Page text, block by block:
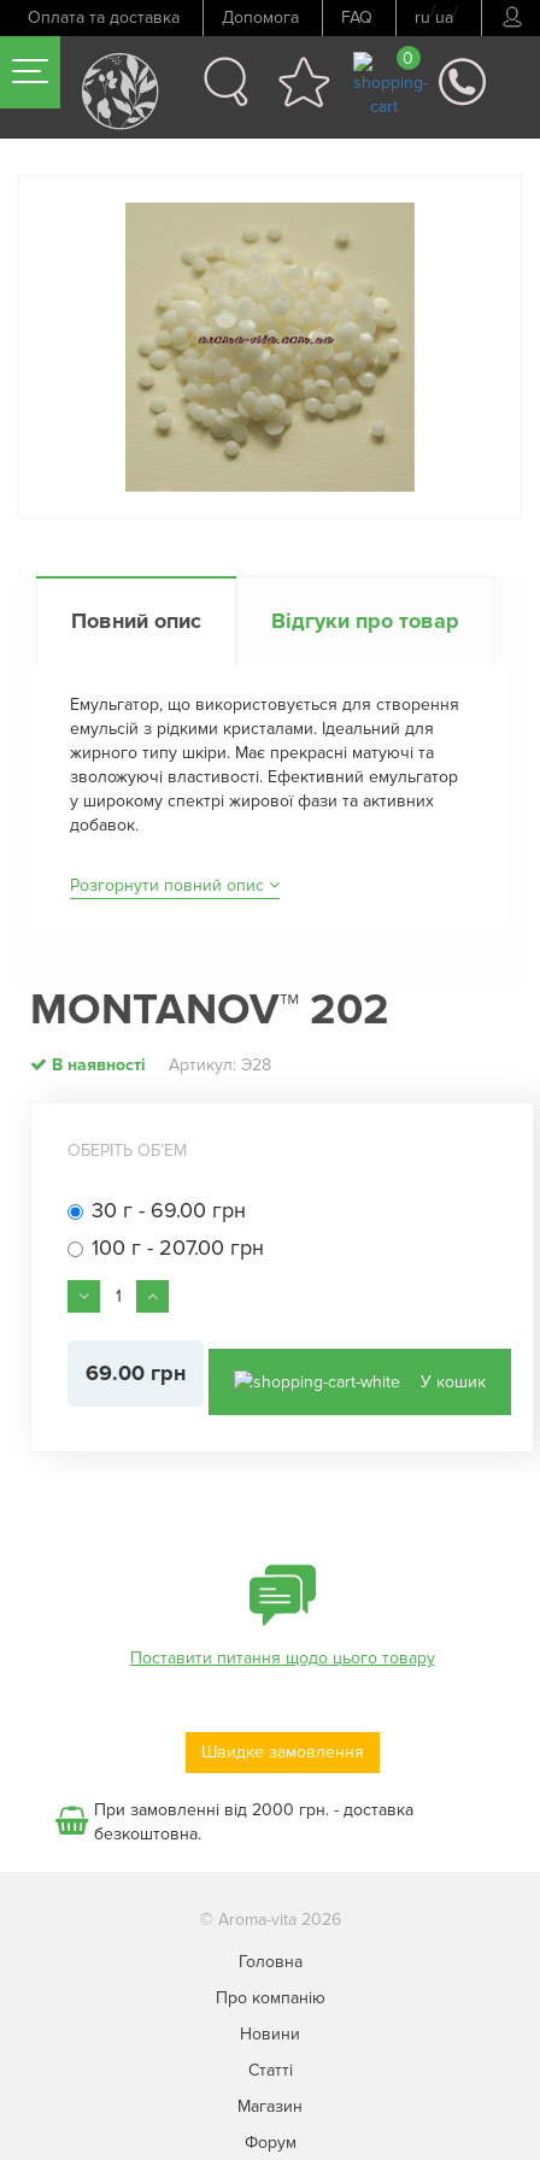
Оплата та доставка Допомога FAQ ru/ua/
0
Попередній товар Наступний товар
Повний опис Відгуки про товар
Емульгатор, що використовується для створення
емульсій з рідкими кристалами. Ідеальний для
жирного типу шкіри. Має прекрасні матуючі та
зволожуючі властивості. Ефективний емульгатор
у широкому спектрі жирової фази та активних
добавок.
Розгорнути повний опис
MONTANOV™ 202
В наявності Артикул: Э28
ОБЕРІТЬ ОБʼЕМ
30 г - 69.00 грн
100 г - 207.00 грн
69.00 грн У кошик
Поставити питання щодо цього товару
Швидке замовлення
При замовленні від 2000 грн. - доставка
безкоштовна.
© Aroma-vita 2026
Головна
Про компанію
Новини
Статті
Магазин
Форум